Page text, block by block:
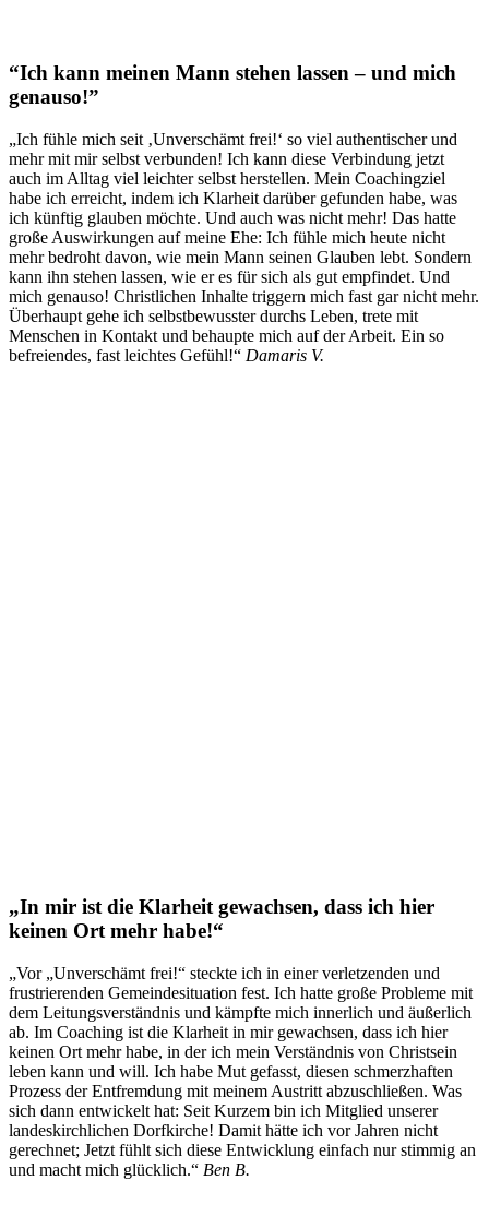
“Ich kann meinen Mann stehen lassen – und mich
genauso!”
„Ich fühle mich seit ‚Unverschämt frei!‘ so viel authentischer und
mehr mit mir selbst verbunden! Ich kann diese Verbindung jetzt
auch im Alltag viel leichter selbst herstellen. Mein Coachingziel
habe ich erreicht, indem ich Klarheit darüber gefunden habe, was
ich künftig glauben möchte. Und auch was nicht mehr! Das hatte
große Auswirkungen auf meine Ehe: Ich fühle mich heute nicht
mehr bedroht davon, wie mein Mann seinen Glauben lebt. Sondern
kann ihn stehen lassen, wie er es für sich als gut empfindet. Und
mich genauso! Christlichen Inhalte triggern mich fast gar nicht mehr.
Überhaupt gehe ich selbstbewusster durchs Leben, trete mit
Menschen in Kontakt und behaupte mich auf der Arbeit. Ein so
befreiendes, fast leichtes Gefühl!“ Damaris V.
„In mir ist die Klarheit gewachsen, dass ich hier
keinen Ort mehr habe!“
„Vor „Unverschämt frei!“ steckte ich in einer verletzenden und
frustrierenden Gemeindesituation fest. Ich hatte große Probleme mit
dem Leitungsverständnis und kämpfte mich innerlich und äußerlich
ab. Im Coaching ist die Klarheit in mir gewachsen, dass ich hier
keinen Ort mehr habe, in der ich mein Verständnis von Christsein
leben kann und will. Ich habe Mut gefasst, diesen schmerzhaften
Prozess der Entfremdung mit meinem Austritt abzuschließen. Was
sich dann entwickelt hat: Seit Kurzem bin ich Mitglied unserer
landeskirchlichen Dorfkirche! Damit hätte ich vor Jahren nicht
gerechnet; Jetzt fühlt sich diese Entwicklung einfach nur stimmig an
und macht mich glücklich.“ Ben B.